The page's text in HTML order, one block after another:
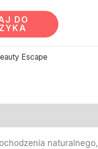
DO
Escape
naturalnego,